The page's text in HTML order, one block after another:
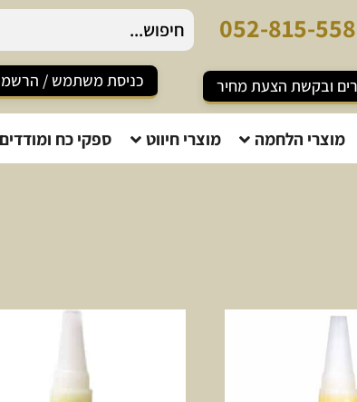
52-815-558
ובקשת הצעת מחיר כניסת משתמש /
מוצרי הלחמה מוצרי חיווט ספקי כח